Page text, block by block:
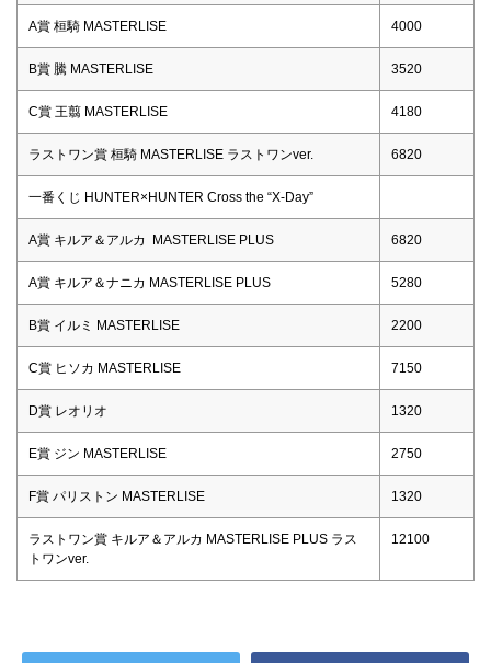
A賞 桓騎 MASTERLISE 4000
B賞 騰 MASTERLISE 3520
C賞 王翦 MASTERLISE 4180
ラストワン賞 桓騎 MASTERLISE ラストワンver. 6820
一番くじ HUNTER×HUNTER Cross the “X-Day”
A賞 キルア＆アルカ MASTERLISE PLUS 6820
A賞 キルア＆ナニカ MASTERLISE PLUS 5280
B賞 イルミ MASTERLISE 2200
C賞 ヒソカ MASTERLISE 7150
D賞 レオリオ 1320
E賞 ジン MASTERLISE 2750
F賞 パリストン MASTERLISE 1320
ラストワン賞 キルア＆アルカ MASTERLISE PLUS ラス
トワンver.
12100